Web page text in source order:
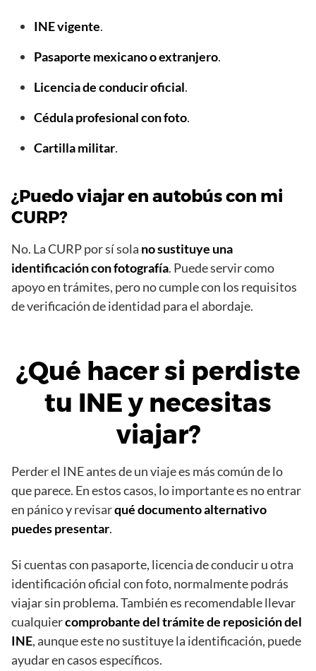
INE vigente.
Pasaporte mexicano o extranjero.
Licencia de conducir oficial.
Cédula profesional con foto.
Cartilla militar.
¿Puedo viajar en autobús con mi
CURP?
No. La CURP por sí sola no sustituye una
identificación con fotografía. Puede servir como
apoyo en trámites, pero no cumple con los requisitos
de verificación de identidad para el abordaje.
¿Qué hacer si perdiste
tu INE y necesitas
viajar?
Perder el INE antes de un viaje es más común de lo
que parece. En estos casos, lo importante es no entrar
en pánico y revisarqué documento alternativo
puedes presentar.
Si cuentas con pasaporte, licencia de conducir u otra
identificación oficial con foto, normalmente podrás
viajar sin problema. También es recomendable llevar
cualquiercomprobante del trámite de reposición del
INE, aunque este no sustituye la identificación, puede
ayudar en casos específicos.